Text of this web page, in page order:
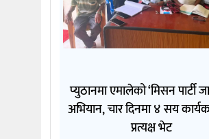
प्युठानमा एमालेको ‘मिसन पार्टी
अभियान, चार दिनमा ४ सय
प्रत्यक्ष भेट